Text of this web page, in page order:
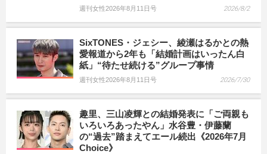
週刊女性2026年8月11日号 2026/8/2
SixTONES・ジェシー、綾瀬はるかとの熱
愛報道から2年も「結婚計画はいったん白
紙」“待たせ続ける”グループ事情
週刊女性2026年8月11日号 2026/7/30
趣里、三山凌輝との結婚発表に「ご両親も
いろいろあったやん」水谷豊・伊藤蘭
の“過去”踏まえてエール続出《2026年7月
Choice》